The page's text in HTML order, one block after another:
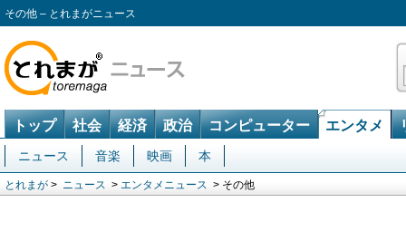
その他 – とれまがニュース
トップ 社会 経済 政治 コンピューター エンタメ
ニュース 音楽 映画 本
とれまが > ニュース > エンタメニュース > その他